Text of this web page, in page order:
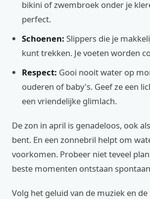
bikini of zwembroek onder je
perfect.
Schoenen: Slippers die je
kunt trekken. Je voeten worden
Respect: Gooi nooit water op
ouderen of baby's. Geef ze een
een vriendelijke glimlach.
De zon in april is genadeloos, ook
bent. En een zonnebril helpt om
voorkomen. Probeer niet teveel
beste momenten ontstaan
Volg het geluid van de muziek en de